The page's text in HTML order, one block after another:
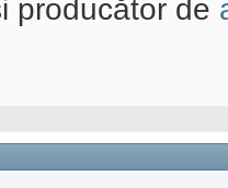
producător de